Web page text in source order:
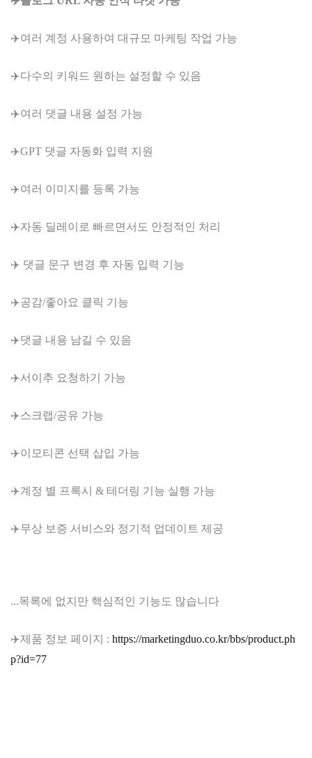
✈️여러 계정 사용하여 대규모 마케팅 작업 가능
✈️다수의 키워드 원하는 설정할 수 있음
✈️여러 댓글 내용 설정 가능
✈️GPT 댓글 자동화 입력 지원
✈️여러 이미지를 등록 가능
✈️자동 딜레이로 빠르면서도 안정적인 처리
✈️ 댓글 문구 변경 후 자동 입력 기능
✈️공감/좋아요 클릭 기능
✈️댓글 내용 남길 수 있음
✈️서이추 요청하기 가능
✈️스크랩/공유 가능
✈️이모티콘 선택 삽입 가능
✈️계정 별 프록시 & 테더링 기능 실행 가능
✈️무상 보증 서비스와 정기적 업데이트 제공
...목록에 없지만 핵심적인 기능도 많습니다
✈️제품 정보 페이지 : https://marketingduo.co.kr/bbs/product.ph
p?id=77